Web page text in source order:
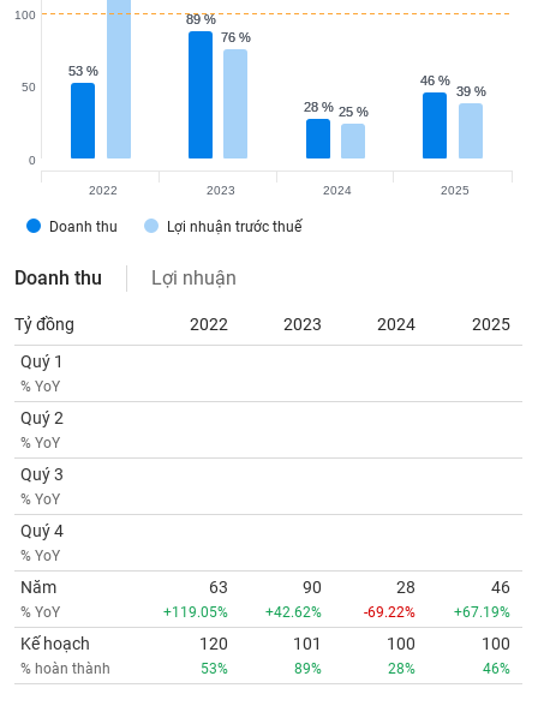
53 %
53 %
89 %
89 %
28 %
28 %
46 %
46 %
76 %
76 %
25 %
25 %
39 %
39 %
Doanh thu Lợi nhuận trước thuế
0
50
100
2022 2023 2024 2025
Doanh thu Lợi nhuận
Tỷ đồng 2022 2023 2024
2025
Quý 1
% YoY
Quý 2
% YoY
Quý 3
% YoY
Quý 4
% YoY
Năm
% YoY
63
+119.05%
90
+42.62%
28
-69.22%
46
+67.19%
Kế hoạch
% hoàn thành
120
53%
101
89%
100
28%
100
46%